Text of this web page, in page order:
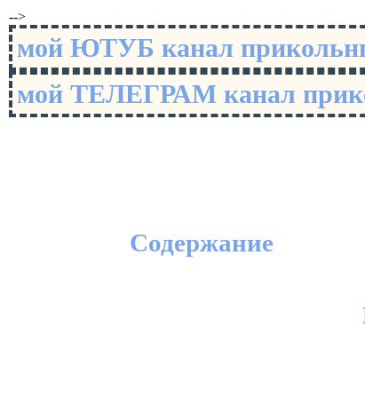
-->
мой ЮТУБ канал
мой ТЕЛЕГРАМ канал
Содержание